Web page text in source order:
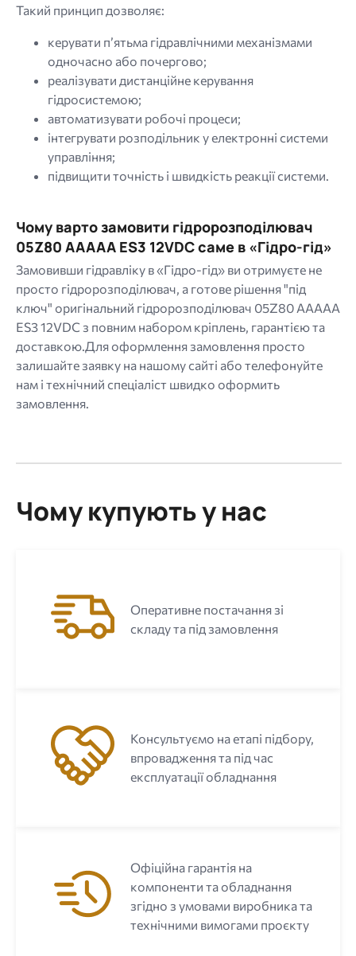
Такий принцип дозволяє:
керувати п’ятьма гідравлічними механізмами
одночасно або почергово;
реалізувати дистанційне керування
гідросистемою;
автоматизувати робочі процеси;
інтегрувати розподільник у електронні системи
управління;
підвищити точність і швидкість реакції системи.
Чому варто замовити гідророзподілювач
05Z80 AAAAA ES3 12VDC саме в «Гідро-гід»
Замовивши гідравліку в «Гідро-гід» ви отримуєте не
просто гідророзподілювач, а готове рішення "під
ключ" оригінальний гідророзподілювач 05Z80 AAAAA
ES3 12VDC з повним набором кріплень, гарантією та
доставкою.Для оформлення замовлення просто
залишайте заявку на нашому сайті або телефонуйте
нам і технічний спеціаліст швидко оформить
замовлення.
Чому купують у нас
Оперативне постачання зі
складу та під замовлення
Консультуємо на етапі підбору,
впровадження та під час
експлуатації обладнання
Офіційна гарантія на
компоненти та обладнання
згідно з умовами виробника та
технічними вимогами проєкту